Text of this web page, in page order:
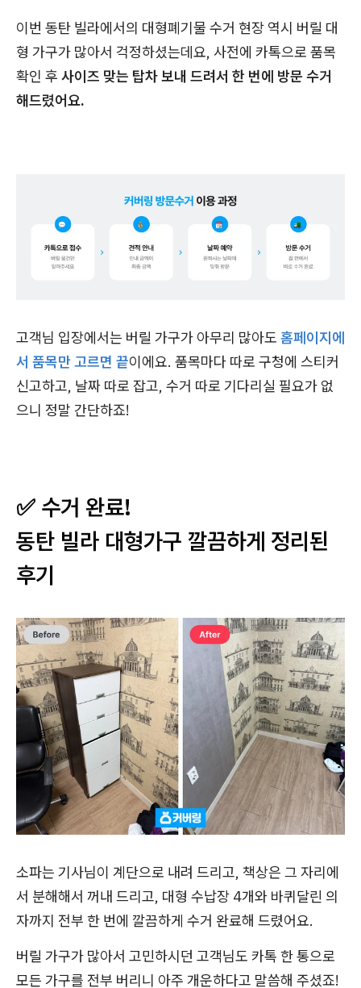
이번 동탄 빌라에서의 대형폐기물 수거 현장 역시 버릴 대
형 가구가 많아서 걱정하셨는데요, 사전에 카톡으로 품목
확인 후 사이즈 맞는 탑차 보내 드려서 한 번에 방문 수거
해드렸어요.
고객님 입장에서는 버릴 가구가 아무리 많아도 홈페이지에
서 품목만 고르면 끝이에요. 품목마다 따로 구청에 스티커
신고하고, 날짜 따로 잡고, 수거 따로 기다리실 필요가 없
으니 정말 간단하죠!
✅ 수거 완료!
동탄 빌라 대형가구 깔끔하게 정리된
후기
소파는 기사님이 계단으로 내려 드리고, 책상은 그 자리에
서 분해해서 꺼내 드리고, 대형 수납장 4개와 바퀴달린 의
자까지 전부 한 번에 깔끔하게 수거 완료해 드렸어요.
버릴 가구가 많아서 고민하시던 고객님도 카톡 한 통으로
모든 가구를 전부 버리니 아주 개운하다고 말씀해 주셨죠!